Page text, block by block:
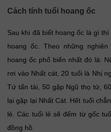
Cách tính tuổi hoang ốc
Sau khi đã biết hoang ốc là gì
hoang ốc. Theo những
hoang ốc phổ biến nhất đó là:
rơi vào Nhất cát, 20 tuổi là Nhị
Tứ tấn tài, 50 gặp Ngũ thọ tử,
lại gặp lại Nhất Cát. Hết tuổi
lẻ. Các tuổi lẻ sẽ đếm từ gốc
đồng hồ.